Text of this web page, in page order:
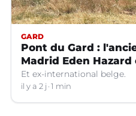
GARD
Pont du Gard :
Madrid Eden Hazard
Et ex-international belge.
il y a 2 j 1 min